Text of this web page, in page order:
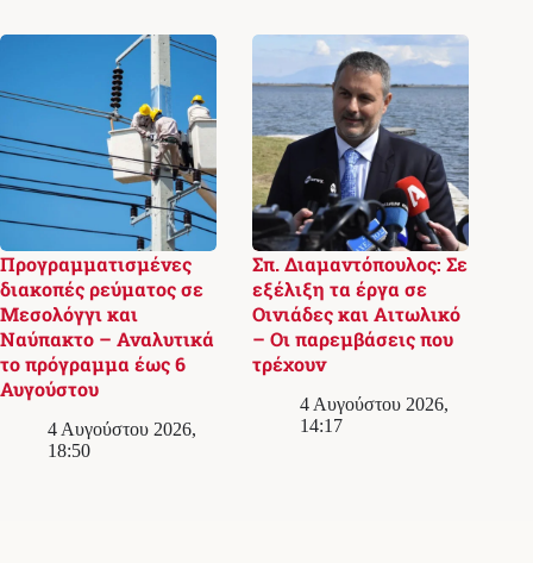
Προγραμματισμένες
διακοπές ρεύματος σε
Μεσολόγγι και
Ναύπακτο – Αναλυτικά
το πρόγραμμα έως 6
Αυγούστου
4 Αυγούστου 2026,
18:50
Σπ. Διαμαντόπουλος: Σε
εξέλιξη τα έργα σε
Οινιάδες και Αιτωλικό
– Οι παρεμβάσεις που
τρέχουν
4 Αυγούστου 2026,
14:17